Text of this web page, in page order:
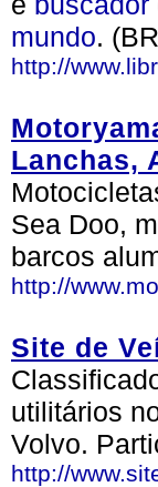
mundo.
http://
Lanchas,
Sea Doo,
barcos
http://
Site de
utilitários
Volvo.
http://